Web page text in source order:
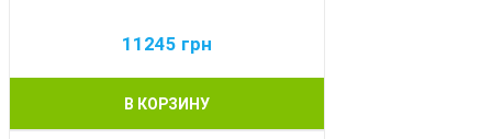
11245 грн
В КОРЗИНУ